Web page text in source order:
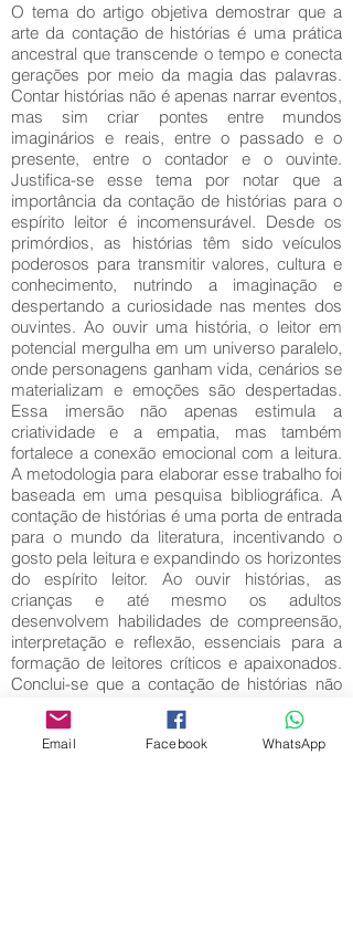
O tema do artigo objetiva demostrar que a
arte da contação de histórias é uma prática
ancestral que transcende o tempo e conecta
gerações por meio da magia das palavras.
Contar histórias não é apenas narrar eventos,
mas sim criar pontes entre mundos
imaginários e reais, entre o passado e o
presente, entre o contador e o ouvinte.
Justifica-se esse tema por notar que a
importância da contação de histórias para o
espírito leitor é incomensurável. Desde os
primórdios, as histórias têm sido veículos
poderosos para transmitir valores, cultura e
conhecimento, nutrindo a imaginação e
despertando a curiosidade nas mentes dos
ouvintes. Ao ouvir uma história, o leitor em
potencial mergulha em um universo paralelo,
onde personagens ganham vida, cenários se
materializam e emoções são despertadas.
Essa imersão não apenas estimula a
criatividade e a empatia, mas também
fortalece a conexão emocional com a leitura.
A metodologia para elaborar esse trabalho foi
baseada em uma pesquisa bibliográfica. A
contação de histórias é uma porta de entrada
para o mundo da literatura, incentivando o
gosto pela leitura e expandindo os horizontes
do espírito leitor. Ao ouvir histórias, as
crianças e até mesmo os adultos
desenvolvem habilidades de compreensão,
interpretação e reflexão, essenciais para a
formação de leitores críticos e apaixonados.
Conclui-se que a contação de histórias não
apenas alimenta o espírito leitor, mas
também nutre a alma, inspirando sonhos,
despertando emoções e cultivando um amor
Email Facebook WhatsApp